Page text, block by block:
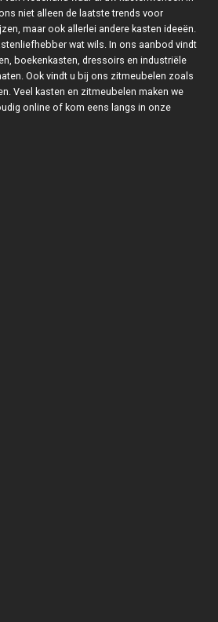
niet alleen de laatste trends voor
maar ook allerlei andere kasten ideeën.
wat wils. In ons aanbod vindt
boekenkasten, dressoirs en industriële
Ook vindt u bij ons zitmeubelen zoals
Veel kasten en zitmeubelen maken we
online of kom eens langs in onze